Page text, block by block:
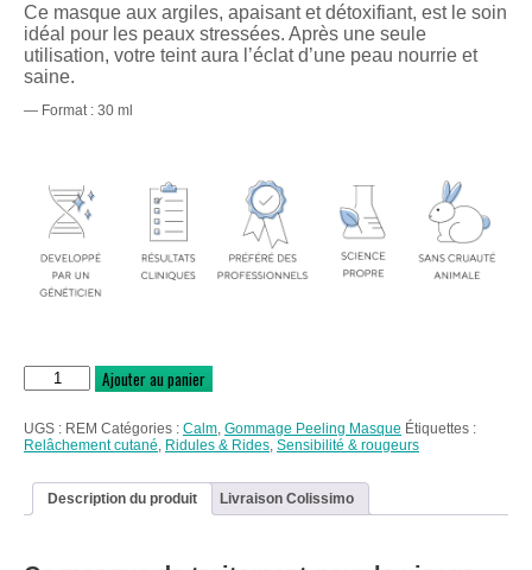
Ce masque aux argiles, apaisant et détoxifiant, est le soin
idéal pour les peaux stressées. Après une seule
utilisation, votre teint aura l’éclat d’une peau nourrie et
saine.
— Format : 30 ml
quantité
de
Mask
~
Récupération
Myrtille
Ajouter au panier
UGS : REM Catégories : Calm Gommage Peeling Masque Étiquettes :
Relâchement cutané Ridules & Rides Sensibilité & rougeurs
Description du produit Livraison Colissimo